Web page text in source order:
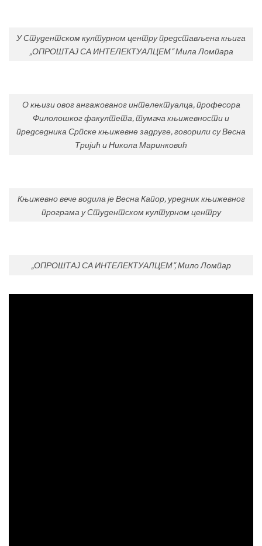
У Студентском културном центру представљена књига
„ОПРОШТАЈ СА ИНТЕЛЕКТУАЛЦЕМ“ Мила Ломпара
О књизи овог ангажованог интелектуалца, професора
Филолошког факултета, тумача књижевности и
председника Српске књижевне задруге, говорили су Весна
Тријић и Никола Маринковић
Књижевно вече водила је Весна Капор, уредник књижевног
програма у Студентском културном центру
„ОПРОШТАЈ СА ИНТЕЛЕКТУАЛЦЕМ“, Мило Ломпар